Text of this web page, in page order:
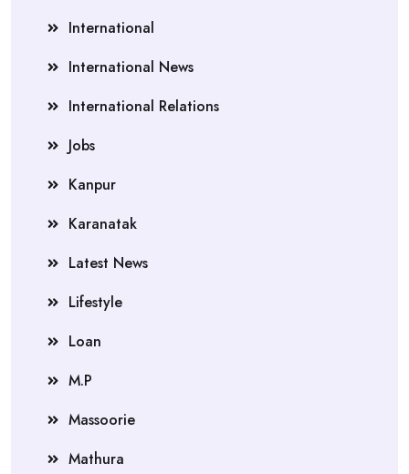
International
International News
International Relations
Jobs
Kanpur
Karanatak
Latest News
Lifestyle
Loan
M.P
Massoorie
Mathura